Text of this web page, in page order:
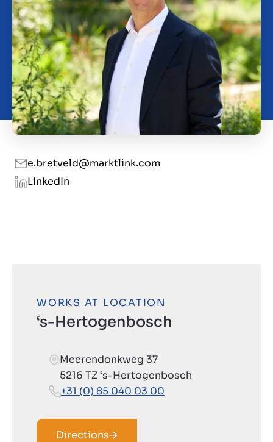
Contact
GB
e.bretveld@marktlink.com
LinkedIn
WORKS AT LOCATION
‘s-Hertogenbosch
Meerendonkweg 37
5216 TZ ‘s-Hertogenbosch
+31 (0) 85 040 03 00
Directions